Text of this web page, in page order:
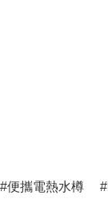
便攜電熱水樽